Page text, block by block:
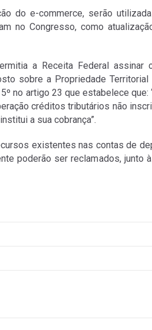
do e-commerce, serão
no Congresso, como
a Receita Federal assinar
sobre a Propriedade Territorial
no artigo 23 que estabelece que:
créditos tributários não
a sua cobrança”.
existentes nas contas de
poderão ser reclamados, junto